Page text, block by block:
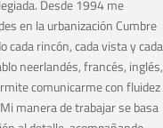
Desde 1994 me
en la urbanización Cumbre
cada rincón, cada vista y cada
neerlandés, francés, inglés,
comunicarme con fluidez
manera de trabajar se basa